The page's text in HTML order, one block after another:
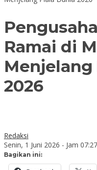
Ramai di
Menjelang
2026
Redaksi
Senin, 1 Juni 2026 - Jam
Bagikan ini: